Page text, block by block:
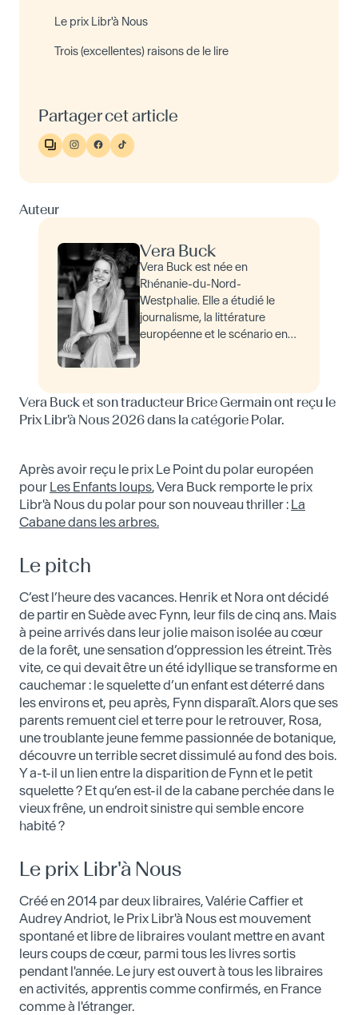
Le prix Libr'à Nous
Trois (excellentes) raisons de le lire
Partager cet article
Auteur
Vera Buck
Vera Buck est née en
Rhénanie-du-Nord-
Westphalie. Elle a étudié le
journalisme, la littérature
européenne et le scénario en
du…
Vera Buck et son traducteur Brice Germain ont reçu le
Prix Libr'à Nous 2026 dans la catégorie Polar.
Après avoir reçu le prix Le Point du polar européen
pour Les Enfants loups, Vera Buck remporte le prix
Libr'à Nous du polar pour son nouveau thriller : La
Cabane dans les arbres.
Le pitch
C’est l’heure des vacances. Henrik et Nora ont décidé
de partir en Suède avec Fynn, leur fils de cinq ans. Mais
à peine arrivés dans leur jolie maison isolée au cœur
de la forêt, une sensation d’oppression les étreint. Très
vite, ce qui devait être un été idyllique se transforme en
cauchemar : le squelette d’un enfant est déterré dans
les environs et, peu après, Fynn disparaît. Alors que ses
parents remuent ciel et terre pour le retrouver, Rosa,
une troublante jeune femme passionnée de botanique,
découvre un terrible secret dissimulé au fond des bois.
Y a-t-il un lien entre la disparition de Fynn et le petit
squelette ? Et qu’en est-il de la cabane perchée dans le
vieux frêne, un endroit sinistre qui semble encore
habité ?
Le prix Libr'à Nous
Créé en 2014 par deux libraires, Valérie Caffier et
Audrey Andriot, le Prix Libr'à Nous est mouvement
spontané et libre de libraires voulant mettre en avant
leurs coups de cœur, parmi tous les livres sortis
pendant l'année. Le jury est ouvert à tous les libraires
en activités, apprentis comme confirmés, en France
comme à l'étranger.